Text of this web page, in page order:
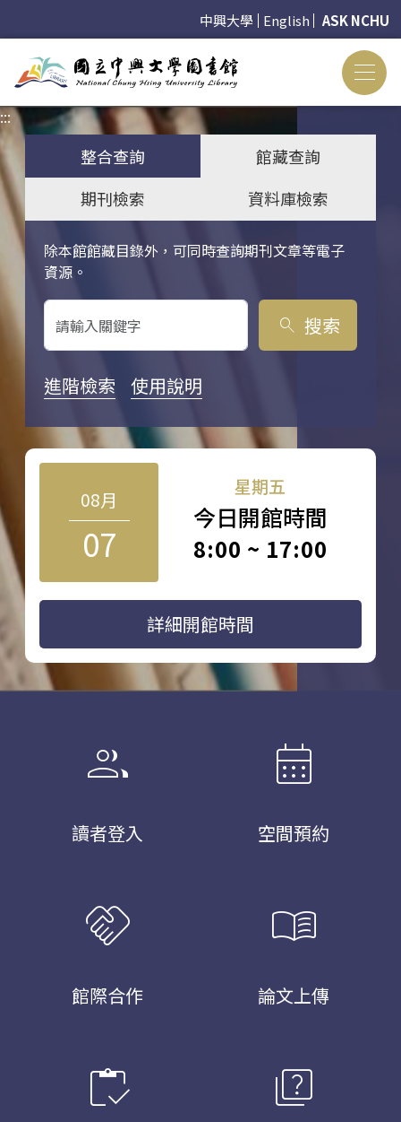
中興大學 English ASK NCHU
:::
整合查詢
館藏查詢
期刊檢索
資料庫檢索
除本館館藏目錄外，可同時查詢期刊文章等電子
資源。
關鍵字搜尋
search 搜索
進階檢索 使用說明
08月
07
星期五
今日開館時間
8:00 ~ 17:00
詳細開館時間
group
讀者登入
calendar_month
空間預約
handshake
館際合作
menu_book
論文上傳
inventory quiz